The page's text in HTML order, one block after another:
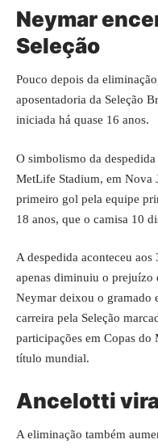
Neymar
Seleção
Pouco depois da
aposentadoria da Seleção
iniciada há quase 16 anos.
O simbolismo da
MetLife Stadium, em Nova
primeiro gol pela equipe
18 anos, que o camisa 10
A despedida aconteceu
apenas diminuiu o
Neymar deixou o gramado
carreira pela Seleção
participações em Copas do
título mundial.
Ancelotti
A eliminação também